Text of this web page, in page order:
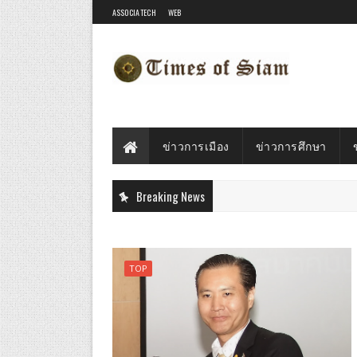
ASSOCIATECH WEB
ข่าวการเมือง ข่าวการศึกษา
Breaking News
TOP